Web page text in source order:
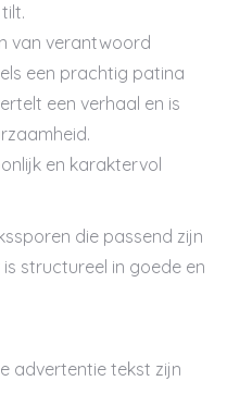
van verantwoord
een prachtig patina
een verhaal en is
en karaktervol
die passend zijn
structureel in goede en
advertentie tekst zijn